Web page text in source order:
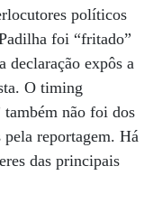
políticos
foi “fritado”
declaração expôs a
O timing
também não foi dos
reportagem. Há
das principais